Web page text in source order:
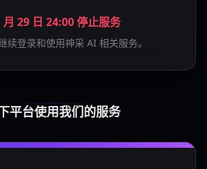
29 日 24:00 停止服务
续登录和使用神采 AI 相关服务。
平台使用我们的服务